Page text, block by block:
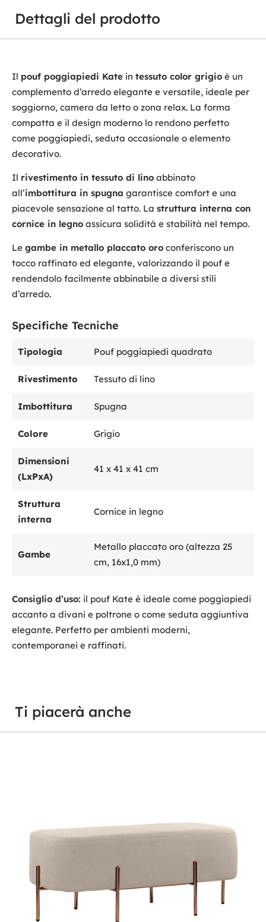
Dettagli del prodotto
Il pouf poggiapiedi Kate in tessuto color grigio è un
complemento d’arredo elegante e versatile, ideale per
soggiorno, camera da letto o zona relax. La forma
compatta e il design moderno lo rendono perfetto
come poggiapiedi, seduta occasionale o elemento
decorativo.
Il rivestimento in tessuto di lino abbinato
all’imbottitura in spugna garantisce comfort e una
piacevole sensazione al tatto. La struttura interna con
cornice in legno assicura solidità e stabilità nel tempo.
Le gambe in metallo placcato oro conferiscono un
tocco raffinato ed elegante, valorizzando il pouf e
rendendolo facilmente abbinabile a diversi stili
d’arredo.
Specifiche Tecniche
Tipologia Pouf poggiapiedi quadrato
Rivestimento Tessuto di lino
Imbottitura Spugna
Colore Grigio
Dimensioni
(LxPxA)
41 x 41 x 41 cm
Struttura
interna
Cornice in legno
Gambe
Metallo placcato oro (altezza 25
cm, 16x1,0 mm)
Consiglio d’uso: il pouf Kate è ideale come poggiapiedi
accanto a divani e poltrone o come seduta aggiuntiva
elegante. Perfetto per ambienti moderni,
contemporanei e raffinati.
Ti piacerà anche